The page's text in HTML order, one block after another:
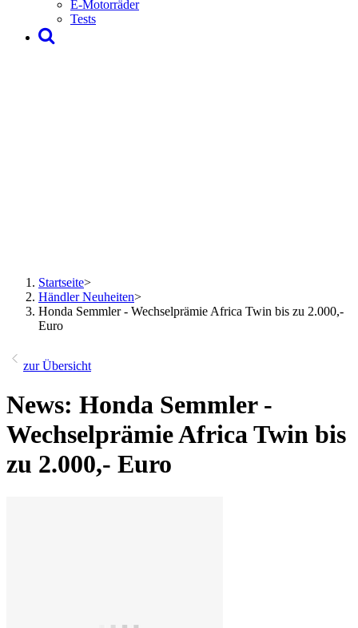
E-Motorräder
Tests
Startseite>
Händler Neuheiten>
Honda Semmler - Wechselprämie Africa Twin bis zu 2.000,-
Euro
zur Übersicht
News: Honda Semmler -
Wechselprämie Africa Twin bis
zu 2.000,- Euro